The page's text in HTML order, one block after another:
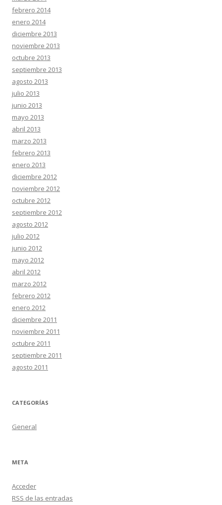
febrero 2014
enero 2014
diciembre 2013
noviembre 2013
octubre 2013
septiembre 2013
agosto 2013
julio 2013
junio 2013
mayo 2013
abril 2013
marzo 2013
febrero 2013
enero 2013
diciembre 2012
noviembre 2012
octubre 2012
septiembre 2012
agosto 2012
julio 2012
junio 2012
mayo 2012
abril 2012
marzo 2012
febrero 2012
enero 2012
diciembre 2011
noviembre 2011
octubre 2011
septiembre 2011
agosto 2011
CATEGORÍAS
General
META
Acceder
RSS de las entradas